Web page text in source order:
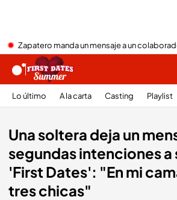
Zapatero manda un mensaje a un
Lo último A la carta Casting Playlist
Una soltera deja un
segundas intenciones a
'First Dates': "En mi
tres chicas"